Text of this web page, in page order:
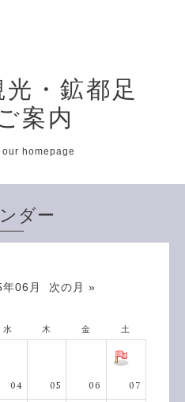
・鉱都足
案内
homepage
ダー
06月 次の月 »
水 木 金 土
04 05 06 07